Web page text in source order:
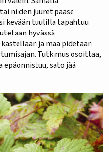
niiden juuret pääse
kevään tuulilla tapahtuu
hyvässä
ja maa pidetään
Tutkimus osoittaa,
epäonnistuu, sato jää